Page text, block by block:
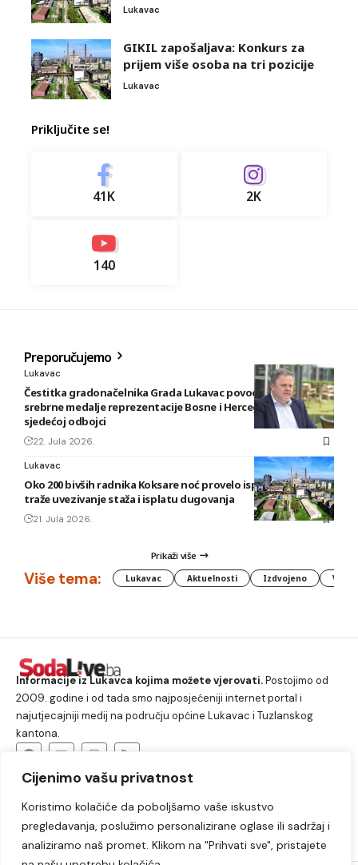
Cijenimo vašu privatnost
Koristimo kolačiće da poboljšamo vaše iskustvo
pregledavanja, poslužimo personalizirane oglase ili sadržaj i
analiziramo naš promet. Klikom na "Prihvati sve", pristajete
Lukavac
GIKIL zapošaljava: Konkurs za
prijem više osoba na tri pozicije
Lukavac
Priključite se!
41K 2K
140
Preporučujemo
Lukavac
Čestitka gradonačelnika Grada Lukavac povodom osvajanja
srebrne medalje reprezentacije Bosne i Hercegovine u
sjedećoj odbojci
22. Jula 2026.
Lukavac
Oko 200 bivših radnika Koksare noć provelo ispred fabrike,
traže uvezivanje staža i isplatu dugovanja
21. Jula 2026.
Prikaži više
Više tema: Lukavac Aktuelnosti Izdvojeno
Informacije iz Lukavca kojima možete vjerovati.Postojimo od
2009. godine i od tada smo najposjećeniji internet portal i
najutjecajniji medij na području općine Lukavac i Tuzlanskog
kantona.
Lukavac Društvo Crna hronika
Sport
Kultura
Kolumne Slobodno vrijeme